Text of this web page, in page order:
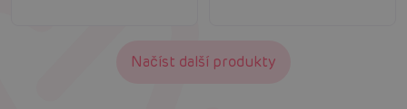
Načíst další produkty